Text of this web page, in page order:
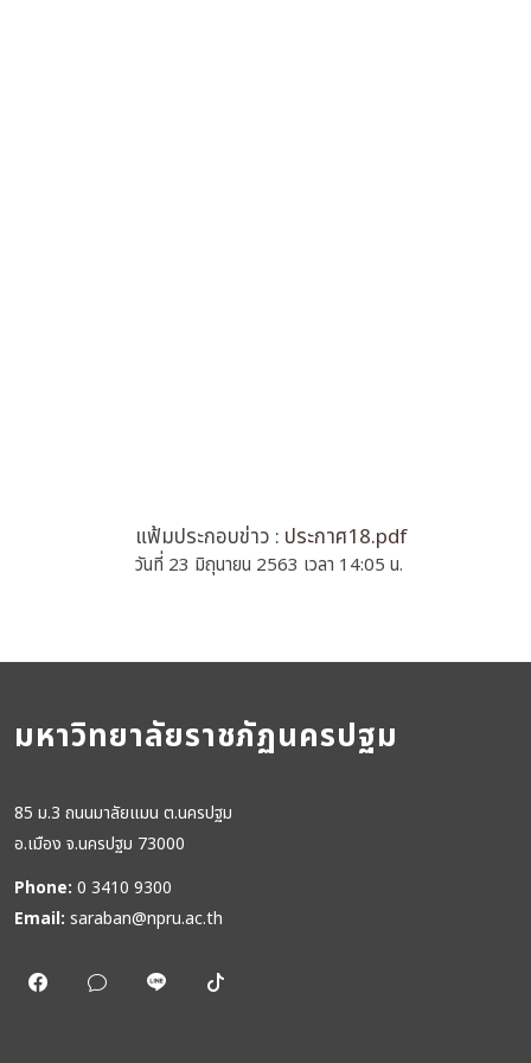
แฟ้มประกอบข่าว : ประกาศ18.pdf
วันที่ 23 มิถุนายน 2563 เวลา 14:05 น.
มหาวิทยาลัยราชภัฏนครปฐม
85 ม.3 ถนนมาลัยแมน ต.นครปฐม
อ.เมือง จ.นครปฐม 73000
Phone: 0 3410 9300
Email: saraban@npru.ac.th